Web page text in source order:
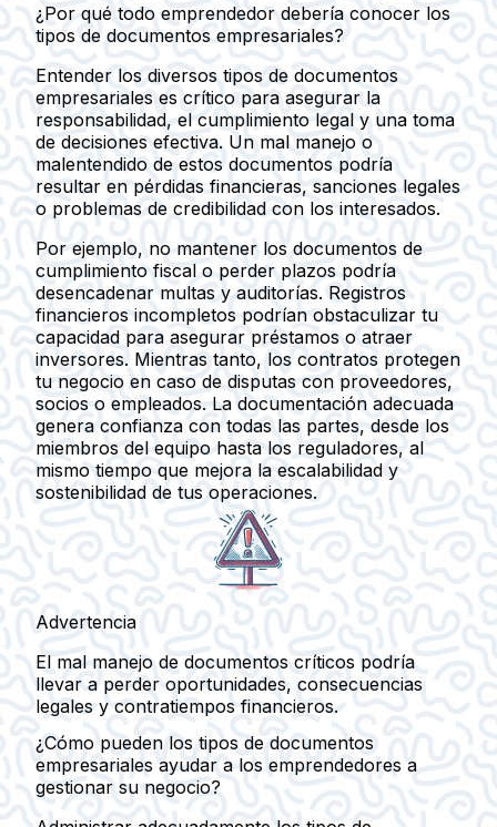
¿Por qué todo emprendedor debería conocer los
tipos de documentos empresariales?
Entender los diversos tipos de documentos
empresariales es crítico para asegurar la
responsabilidad, el cumplimiento legal y una toma
de decisiones efectiva. Un mal manejo o
malentendido de estos documentos podría
resultar en pérdidas financieras, sanciones legales
o problemas de credibilidad con los interesados.
Por ejemplo, no mantener los documentos de
cumplimiento fiscal o perder plazos podría
desencadenar multas y auditorías. Registros
financieros incompletos podrían obstaculizar tu
capacidad para asegurar préstamos o atraer
inversores. Mientras tanto, los contratos protegen
tu negocio en caso de disputas con proveedores,
socios o empleados. La documentación adecuada
genera confianza con todas las partes, desde los
miembros del equipo hasta los reguladores, al
mismo tiempo que mejora la escalabilidad y
sostenibilidad de tus operaciones.
Advertencia
El mal manejo de documentos críticos podría
llevar a perder oportunidades, consecuencias
legales y contratiempos financieros.
¿Cómo pueden los tipos de documentos
empresariales ayudar a los emprendedores a
gestionar su negocio?